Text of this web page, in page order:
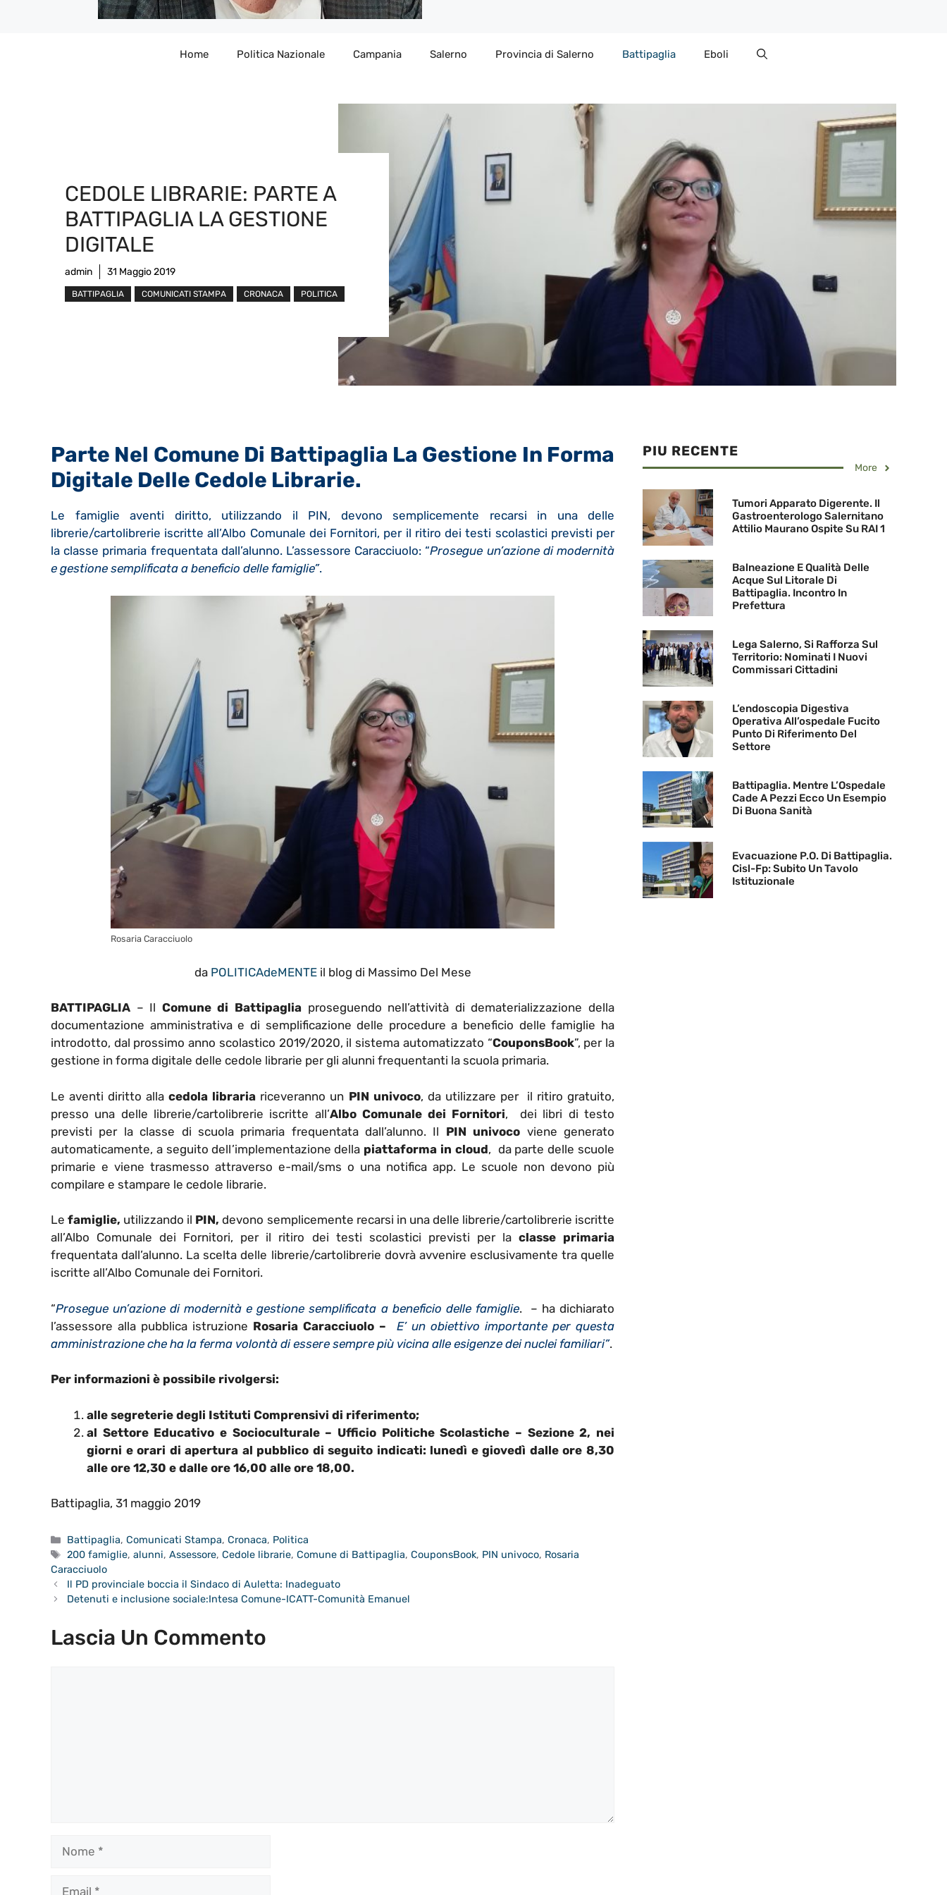
Home Politica Nazionale Campania Salerno Provincia di Salerno Battipaglia Eboli
CEDOLE LIBRARIE: PARTE A
BATTIPAGLIA LA GESTIONE
DIGITALE
admin 31 Maggio 2019
BATTIPAGLIA COMUNICATI STAMPA CRONACA POLITICA
Parte Nel Comune Di Battipaglia La Gestione In Forma
Digitale Delle Cedole Librarie.
Le famiglie aventi diritto, utilizzando il PIN, devono semplicemente recarsi in una delle
librerie/cartolibrerie iscritte all’Albo Comunale dei Fornitori, per il ritiro dei testi scolastici previsti per
la classe primaria frequentata dall’alunno. L’assessore Caracciuolo: “Prosegue un’azione di modernità
e gestione semplificata a beneficio delle famiglie”.
Rosaria Caracciuolo
da POLITICAdeMENTEil blog di Massimo Del Mese
BATTIPAGLIA – Il Comune di Battipaglia proseguendo nell’attività di dematerializzazione della
documentazione amministrativa e di semplificazione delle procedure a beneficio delle famiglie ha
introdotto, dal prossimo anno scolastico 2019/2020, il sistema automatizzato “CouponsBook”, per la
gestione in forma digitale delle cedole librarie per gli alunni frequentanti la scuola primaria.
Le aventi diritto allacedola libraria riceveranno un PIN univoco, da utilizzare per il ritiro gratuito,
presso una delle librerie/cartolibrerie iscritte all’Albo Comunale dei Fornitori, dei libri di testo
previsti per la classe di scuola primaria frequentata dall’alunno. Il PIN univoco viene generato
automaticamente, a seguito dell’implementazione della piattaforma in cloud, da parte delle scuole
primarie e viene trasmesso attraverso e-mail/sms o una notifica app. Le scuole non devono più
compilare e stampare le cedole librarie.
Lefamiglie, utilizzando il PIN, devono semplicemente recarsi in una delle librerie/cartolibrerie iscritte
all’Albo Comunale dei Fornitori, per il ritiro dei testi scolastici previsti per la classe primaria
frequentata dall’alunno. La scelta delle librerie/cartolibrerie dovrà avvenire esclusivamente tra quelle
iscritte all’Albo Comunale dei Fornitori.
“Prosegue un’azione di modernità e gestione semplificata a beneficio delle famiglie. – ha dichiarato
l’assessore alla pubblica istruzione Rosaria Caracciuolo –
E’ un obiettivo importante per questa
amministrazione che ha la ferma volontà di essere sempre più vicina alle esigenze dei nuclei familiari”.
Per informazioni è possibile rivolgersi:
alle segreterie degli Istituti Comprensivi di riferimento;
al Settore Educativo e Socioculturale – Ufficio Politiche Scolastiche – Sezione 2, nei
giorni e orari di apertura al pubblico di seguito indicati: lunedì e giovedì dalle ore 8,30
alle ore 12,30 e dalle ore 16,00 alle ore 18,00.
Battipaglia, 31 maggio 2019
Categorie
Battipaglia,Comunicati Stampa,Cronaca, Politica
Tag
200 famiglie,alunni,Assessore,Cedole librarie,Comune di Battipaglia,CouponsBook, PIN univoco, Rosaria
Caracciuolo
Il PD provinciale boccia il Sindaco di Auletta: Inadeguato
Detenuti e inclusione sociale:Intesa Comune-ICATT-Comunità Emanuel
Lascia Un Commento
PIU RECENTE
More
Tumori Apparato Digerente. Il
Gastroenterologo Salernitano
Attilio Maurano Ospite Su RAI 1
Balneazione E Qualità Delle
Acque Sul Litorale Di
Battipaglia. Incontro In
Prefettura
Lega Salerno, Si Rafforza Sul
Territorio: Nominati I Nuovi
Commissari Cittadini
L’endoscopia Digestiva
Operativa All’ospedale Fucito
Punto Di Riferimento Del
Settore
Battipaglia. Mentre L’Ospedale
Cade A Pezzi Ecco Un Esempio
Di Buona Sanità
Evacuazione P.O. Di Battipaglia.
Cisl-Fp: Subito Un Tavolo
Istituzionale